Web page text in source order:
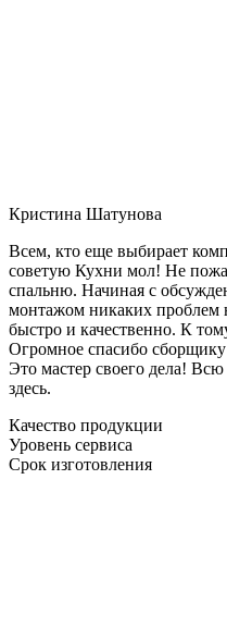
Кристина Шатунова
Всем, кто еще выбирает
советую Кухни мол! Не
спальню. Начиная с
монтажом никаких проблем
быстро и качественно. К
Огромное спасибо сборщику
Это мастер своего дела! Всю
здесь.
Качество продукции
Уровень сервиса
Срок изготовления